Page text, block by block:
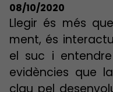
08/10/2020
Llegir és més
ment, és
el suc i
evidències que
clau pel